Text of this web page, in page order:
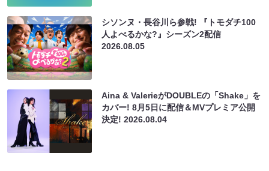
シソンヌ・長谷川ら参戦! 『トモダチ100
人よべるかな?』シーズン2配信
2026.08.05
Aina & ValerieがDOUBLEの「Shake」を
カバー! 8月5日に配信＆MVプレミア公開
決定!2026.08.04